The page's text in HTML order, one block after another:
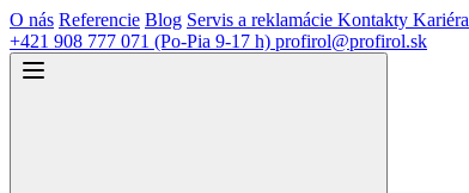
O nás Referencie Blog Servis a reklamácie Kontakty Kariéra
+421 908 777 071 (Po-Pia 9-17 h) profirol@profirol.sk